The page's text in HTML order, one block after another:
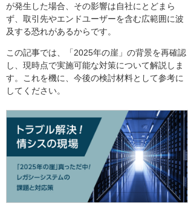
が発生した場合、その影響は自社にとどまら
ず、取引先やエンドユーザーを含む広範囲に波
及する恐れがあるからです。
この記事では、「2025年の崖」の背景を再確認
し、現時点で実施可能な対策について解説しま
す。これを機に、今後の検討材料として参考に
してください。